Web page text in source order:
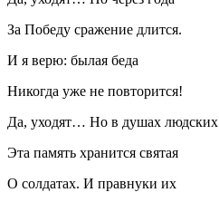
За Победу сражение длится.
И я верю: былая беда
Никогда уже не повторится!
Да, уходят… Но в душах людских
Эта память хранится святая
О солдатах. И правнуки их